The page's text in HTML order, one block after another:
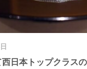
日本トップクラス